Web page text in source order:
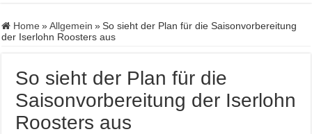
Home » Allgemein » So sieht der Plan für die Saisonvorbereitung
der Iserlohn Roosters aus
So sieht der Plan für die
Saisonvorbereitung der Iserlohn
Roosters aus